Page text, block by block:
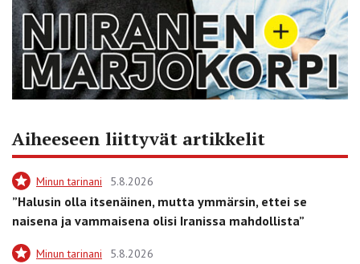
Aiheeseen liittyvät artikkelit
Minun tarinani 5.8.2026
”Halusin olla itsenäinen, mutta ymmärsin, ettei se
naisena ja vammaisena olisi Iranissa mahdollista”
Minun tarinani 5.8.2026